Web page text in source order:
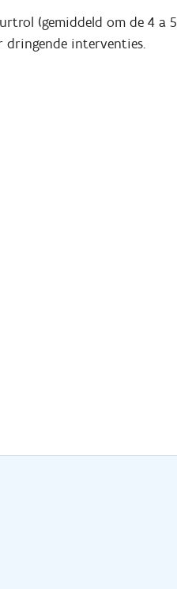
(gemiddeld om de 4 a 5
interventies.